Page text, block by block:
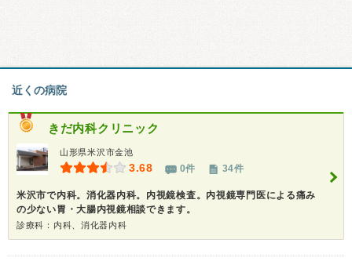
近くの病院
きだ内科クリニック
山形県米沢市金池
3.68 0件 34件
米沢市で内科。消化器内科。内視鏡検査。内視鏡専門医による痛み
の少ない胃・大腸内視鏡相談できます。
診療科：内科、消化器内科